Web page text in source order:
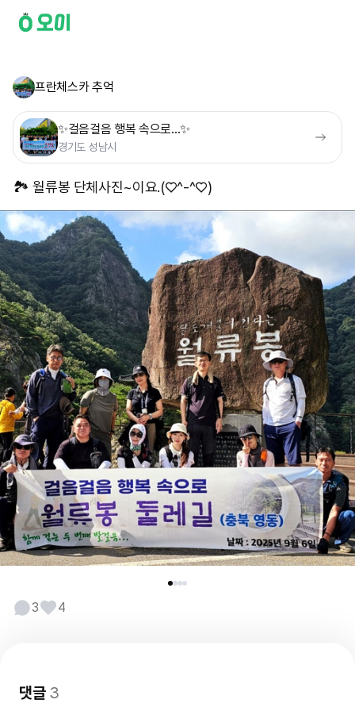
프란체스카 추억
✨️걸음걸음 행복 속으로...✨️
경기도 성남시
🏞 월류봉 단체사진~이요.(♡^-^♡)
3 4
댓글3